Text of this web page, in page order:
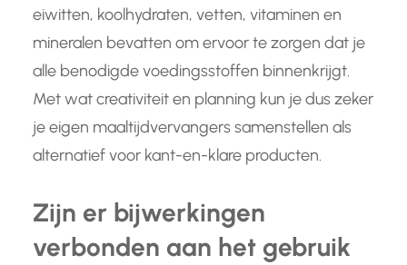
eiwitten, koolhydraten, vetten, vitaminen en
mineralen bevatten om ervoor te zorgen dat je
alle benodigde voedingsstoffen binnenkrijgt.
Met wat creativiteit en planning kun je dus zeker
je eigen maaltijdvervangers samenstellen als
alternatief voor kant-en-klare producten.
Zijn er bijwerkingen
verbonden aan het gebruik